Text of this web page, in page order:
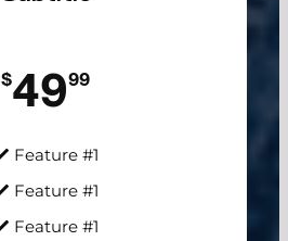
$4999
Feature #1
Feature #1
Feature #1